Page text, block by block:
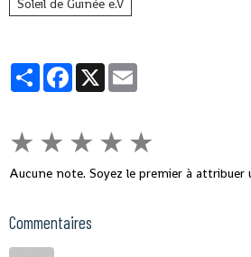
Soleil de Guinée e.V
PartagerFacebook
X
★ ★ ★ ★ ★
Aucune note. Soyez le premier à attribuer
Commentaires